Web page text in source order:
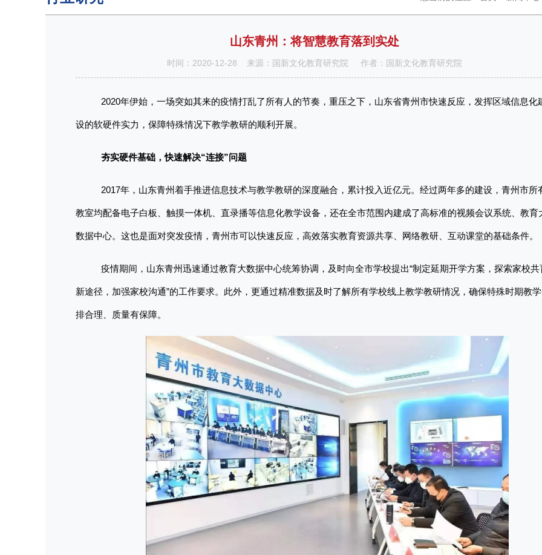
山东青州：将智慧教育落到实处
时间：2020-12-28 来源：国新文化教育研究院 作者：国新文化教育研究院
2020年伊始，一场突如其来的疫情打乱了所有人的节奏，重压之下，山东省青州市快速反应，发挥区域信息化
设的软硬件实力，保障特殊情况下教学教研的顺利开展。
夯实硬件基础，快速解决“连接”问题
2017年，山东青州着手推进信息技术与教学教研的深度融合，累计投入近亿元。经过两年多的建设，青州市所
教室均配备电子白板、触摸一体机、直录播等信息化教学设备，还在全市范围内建成了高标准的视频会议系统、教育
数据中心。这也是面对突发疫情，青州市可以快速反应，高效落实教育资源共享、网络教研、互动课堂的基础条件。
疫情期间，山东青州迅速通过教育大数据中心统筹协调，及时向全市学校提出“制定延期开学方案，探索家校共
新途径，加强家校沟通”的工作要求。此外，更通过精准数据及时了解所有学校线上教学教研情况，确保特殊时期教
排合理、质量有保障。